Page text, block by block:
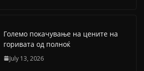
Големо покачување на цените на
горивата од полноќ
July 13, 2026